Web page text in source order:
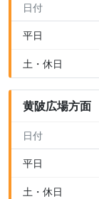
日付
平日
土・休日
黄陂広場方面
日付
平日
土・休日